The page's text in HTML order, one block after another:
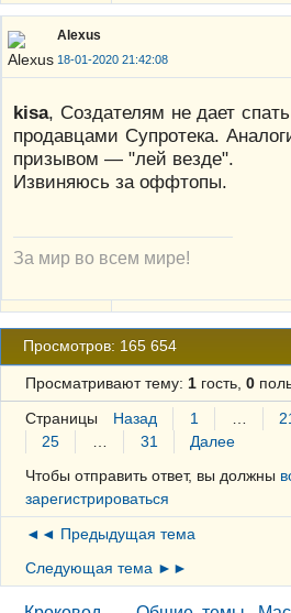
Alexus
18-01-2020 21:42:08
kisa, Создателям не дает
продавцами Супротека.
призывом — "лей везде".
Извиняюсь за оффтопы.
За мир во всем мире!
Просмотров: 165 654
Просматривают тему: 1гость, 0
Страницы Назад 1
25
31
Далее
Чтобы отправить ответ, вы должны
зарегистрироваться
◄◄ Предыдущая тема
Следующая тема ►►